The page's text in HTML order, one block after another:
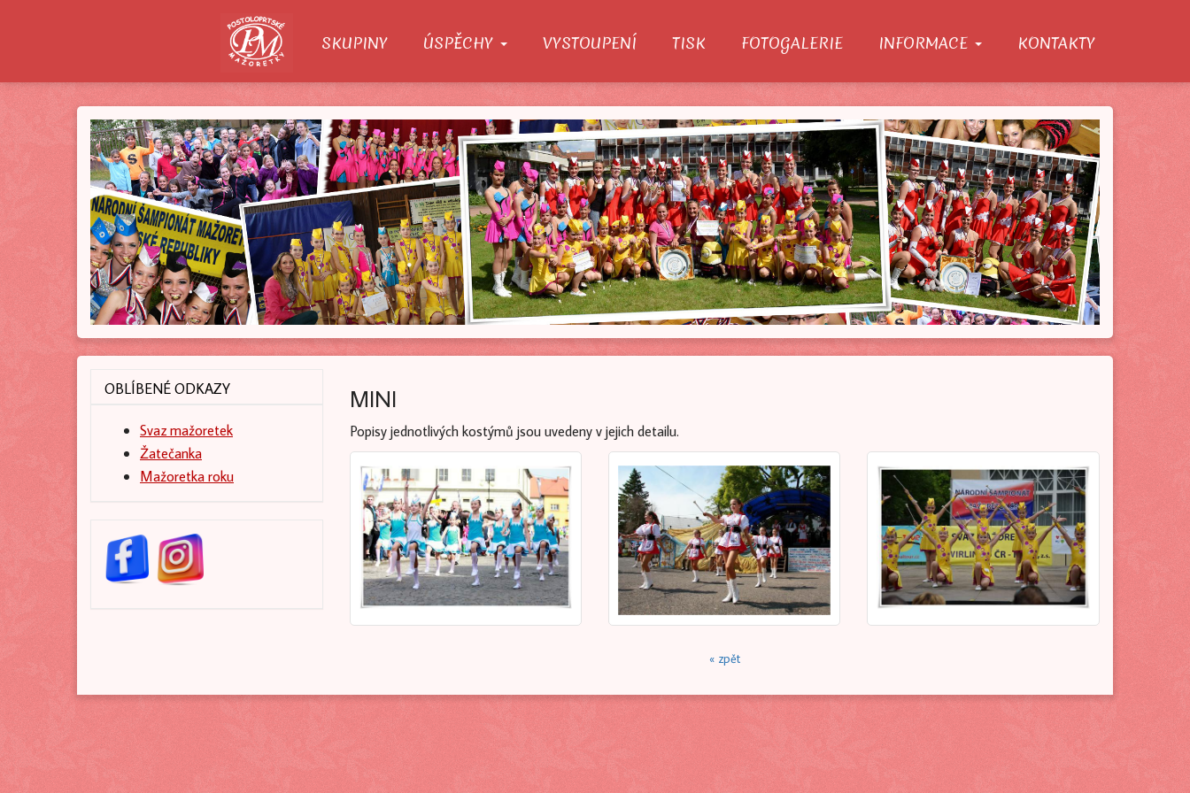
O NÁS SKUPINY ÚSPĚCHY VYSTOUPENÍ TISK FOTOGALERIE INFORMACE KONTAKTY
MINI
Popisy jednotlivých kostýmů jsou uvedeny v jejich detailu.
« zpět
OBLÍBENÉ ODKAZY
Svaz mažoretek
Žatečanka
Mažoretka roku